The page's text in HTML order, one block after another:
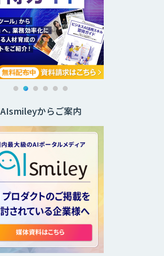
AIsmileyからご案内